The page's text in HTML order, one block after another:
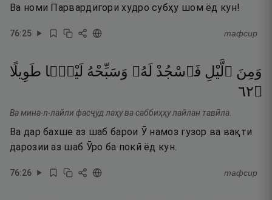
Ва номи Парвардигори худро субҳу шом ёд кун!
76:25 тафсир
وَمِنَ ٱلَّيْلِ فَٱسْجُدْ لَهُۥ وَسَبِّحْهُ لَيْلًۭا طَوِيلًا
۝٢٦
Ва мина-л-лайли фасҷуд лаҳу ва саббиҳҳу лайлан тавӣла.
Ва дар бахше аз шаб барои Ӯ намоз гузор ва вақти
дарозии аз шаб Ӯро ба покӣ ёд кун.
76:26 тафсир